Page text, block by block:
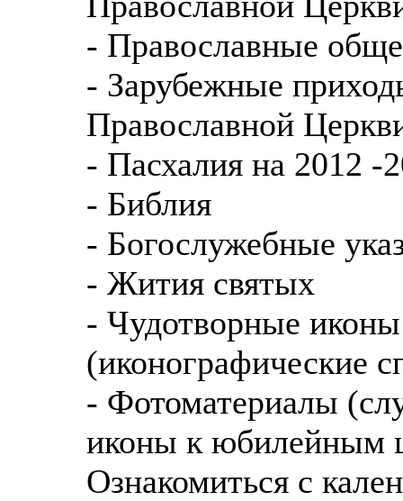
- Православные
- Зарубежные
Православной
- Пасхалия на 2012 -
- Библия
- Богослужебные
- Жития святых
- Чудотворные
(иконографические
- Фотоматериалы
иконы к юбилейным
Ознакомиться с